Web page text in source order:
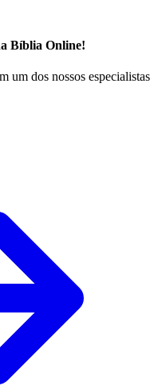
Bíblia Online!
um dos nossos especialistas